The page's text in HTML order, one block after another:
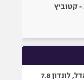
קטוביץ
לונדון 7.8